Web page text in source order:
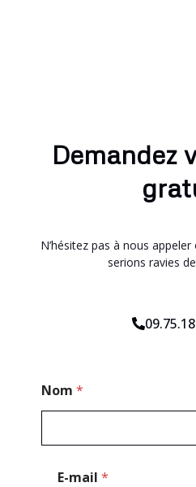
Demandez
N’hésitez pas à nous
serions ravies
Nom *
E-mail *